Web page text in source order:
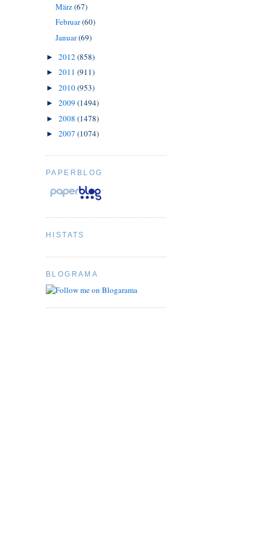
März(67)
Februar(60)
Januar(69)
► 2012 (858)
► 2011 (911)
► 2010(953)
► 2009 (1494)
► 2008 (1478)
► 2007 (1074)
PAPERBLOG
HISTATS
BLOGRAMA